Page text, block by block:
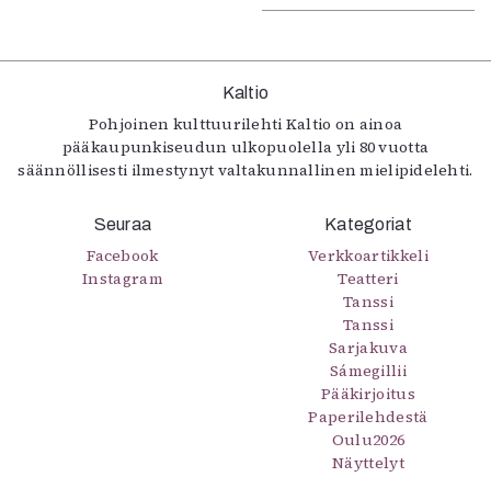
Kaltio
Pohjoinen kulttuurilehti Kaltio on ainoa
pääkaupunkiseudun ulkopuolella yli 80 vuotta
säännöllisesti ilmestynyt valtakunnallinen mielipidelehti.
Seuraa
Facebook
Instagram
Kategoriat
Verkkoartikkeli
Teatteri
Tanssi
Tanssi
Sarjakuva
Sámegillii
Pääkirjoitus
Paperilehdestä
Oulu2026
Näyttelyt